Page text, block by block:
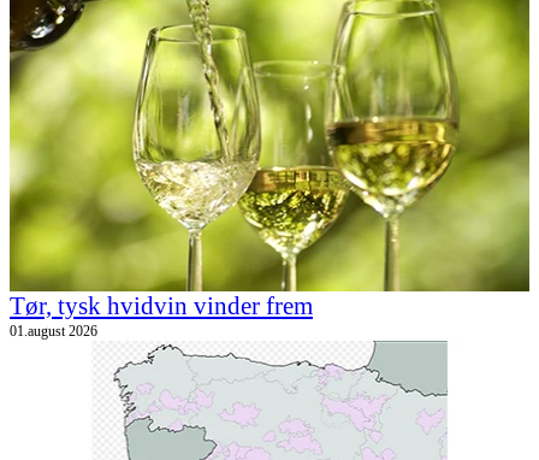
Tør, tysk hvidvin vinder frem
01.august 2026